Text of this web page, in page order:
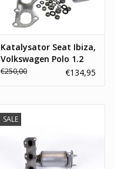
Katalysator Seat Ibiza,
Volkswagen Polo 1.2
€250,00 €134,95
SALE